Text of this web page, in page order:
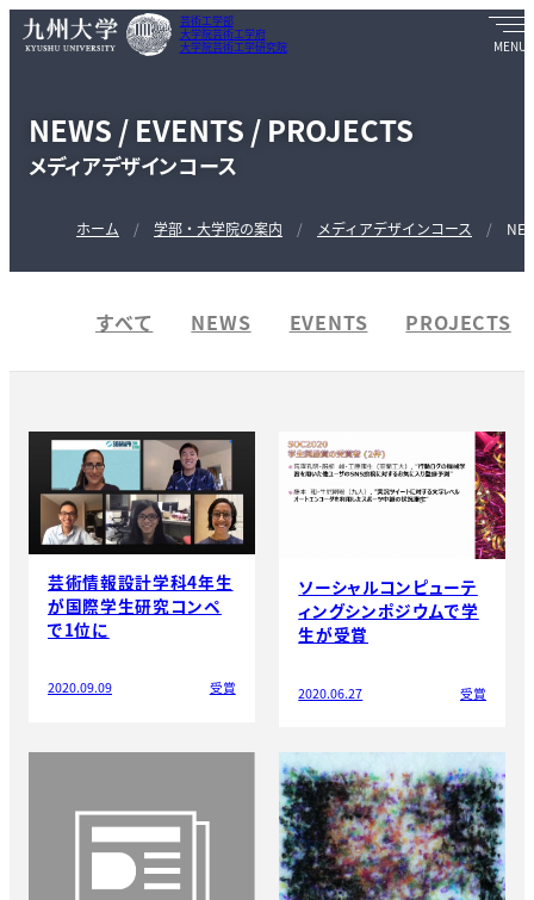
芸術工学部
大学院芸術工学府
大学院芸術工学研究院
NEWS / EVENTS / PROJECTS
メディアデザインコース
ホーム 学部・大学院の案内 メディアデザインコース
すべて NEWS EVENTS PROJECTS
芸術情報設計学科4年生
が国際学生研究コンペ
で1位に
2020.09.09 受賞
ソーシャルコンピューテ
ィングシンポジウムで学
生が受賞
2020.06.27 受賞